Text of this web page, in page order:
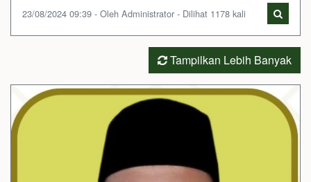
23/08/2024 09:39 - Oleh Administrator - Dilihat 1178 kali
Tampilkan Lebih Banyak